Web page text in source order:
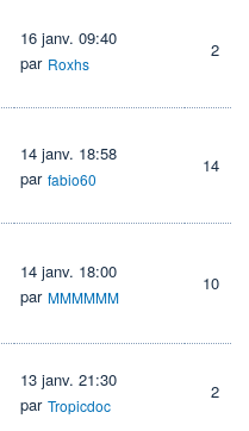
16 janv. 09:40
par Roxhs
2
14 janv. 18:58
par fabio60
14
14 janv. 18:00
par MMMMMM
10
13 janv. 21:30
par Tropicdoc
2